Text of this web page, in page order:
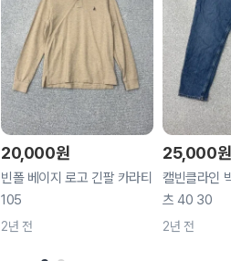
20,000원
빈폴 베이지 로고 긴팔 카라티
105
2년 전
25,000원
캘빈클라인
츠 40 30
2년 전